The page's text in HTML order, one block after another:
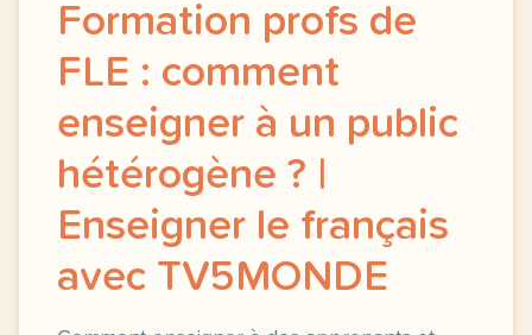
Formation profs de
FLE : comment
enseigner à un public
hétérogène ? |
Enseigner le français
avec TV5MONDE